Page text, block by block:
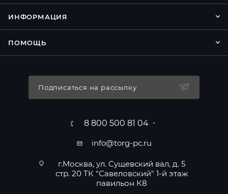
ИНФОРМАЦИЯ
ПОМОЩЬ
Подписаться на рассылку
8 800 500 81 04
info@torg-pc.ru
г.Москва, ул. Сущевский вал, д. 5
стр. 20 ТК "Савеловский" 1-й этаж
павильон К8